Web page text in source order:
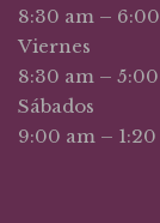
8:30 am –
Viernes
8:30 am –
Sábados
9:00 am –